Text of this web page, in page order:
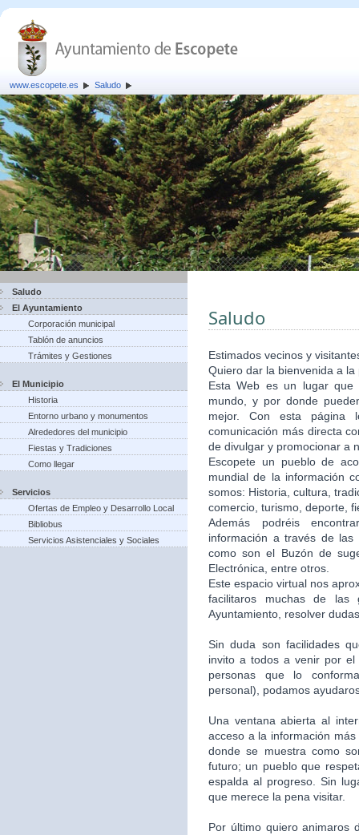
www.escopete.es Saludo
Saludo
El Ayuntamiento
Corporación municipal
Tablón de anuncios
Trámites y Gestiones
El Municipio
Historia
Entorno urbano y monumentos
Alrededores del municipio
Fiestas y Tradiciones
Como llegar
Servicios
Ofertas de Empleo y Desarrollo Local
Bibliobus
Servicios Asistenciales y Sociales
Saludo
Estimados vecinos y
Quiero dar la bienvenida a
Esta Web es un lugar
mundo, y por donde
mejor. Con esta página
comunicación más directa
de divulgar y promocionar a
Escopete un pueblo de
mundial de la información
somos: Historia, cultura,
comercio, turismo, deporte,
Además podréis
información a través de
como son el Buzón de
Electrónica, entre otros.
Este espacio virtual nos
facilitaros muchas de
Ayuntamiento, resolver
Sin duda son facilidades
invito a todos a venir por
personas que lo
personal), podamos
Una ventana abierta al
acceso a la información
donde se muestra como
futuro; un pueblo que
espalda al progreso. Sin
que merece la pena visitar.
Por último quiero animaros